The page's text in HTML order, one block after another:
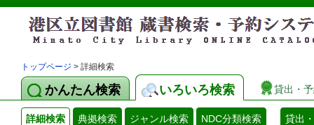
トップページ > 詳細検索
かんたん検索 いろいろ検索 貸出・
詳細検索 典拠検索 ジャンル検索 NDC分類検索 貸出